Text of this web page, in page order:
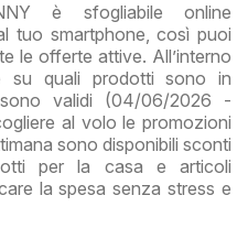
è sfogliabile online
tuo smartphone, così puoi
le offerte attive. All’interno
su quali prodotti sono in
validi (04/06/2026 -
al volo le promozioni
sono disponibili sconti
per la casa e articoli
la spesa senza stress e